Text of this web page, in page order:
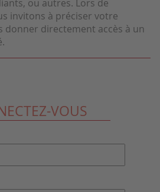
EN RÉSUMÉ
ou autres. Lors de
invitons à préciser votre
donner directement accès à un
VOUS